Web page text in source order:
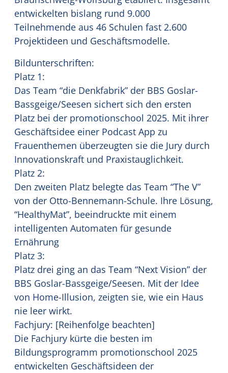
entwickelten bislang rund 9.000
Teilnehmende aus 46 Schulen fast 2.600
Projektideen und Geschäftsmodelle.
Bildunterschriften:
Platz 1:
Das Team “die Denkfabrik” der BBS Goslar-
Bassgeige/Seesen sichert sich den ersten
Platz bei der promotionschool 2025. Mit ihrer
Geschäftsidee einer Podcast App zu
Frauenthemen überzeugten sie die Jury durch
Innovationskraft und Praxistauglichkeit.
Platz 2:
Den zweiten Platz belegte das Team “The V”
von der Otto-Bennemann-Schule. Ihre Lösung,
“HealthyMat”, beeindruckte mit einem
intelligenten Automaten für gesunde
Ernährung
Platz 3:
Platz drei ging an das Team “Next Vision” der
BBS Goslar-Bassgeige/Seesen. Mit der Idee
von Home-Illusion, zeigten sie, wie ein Haus
nie leer wirkt.
Fachjury: [Reihenfolge beachten]
Die Fachjury kürte die besten im
Bildungsprogramm promotionschool 2025
entwickelten Geschäftsideen der